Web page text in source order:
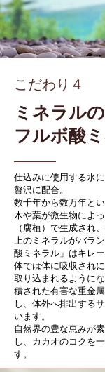
こだわり４
ミネラルの
フルボ酸
仕込みに使用する水
贅沢に配合。
数千年から数万年と
木や葉が微生物によ
（腐植）で生成され
上のミネラルがバラ
酸ミネラル」はキレ
体では体に吸収され
取り込まれるように
積された有害な重金
し、体外へ排出する
います。
自然界の豊な恵みが
し、カカオのコクを
す。